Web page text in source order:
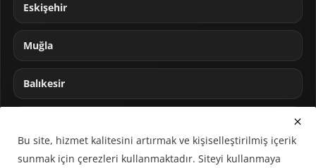
Eskişehir
Muğla
Balıkesir
Bu site, hizmet kalitesini artırmak ve kişiselleştirilmiş içerik
sunmak için çerezleri kullanmaktadır. Siteyi kullanmaya